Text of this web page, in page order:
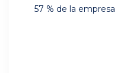
57 % de la empresa